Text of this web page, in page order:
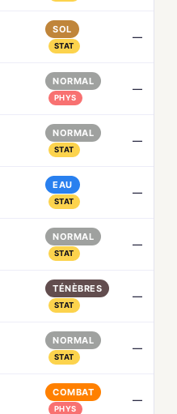
SOL
STAT
—
NORMAL
PHYS
—
NORMAL
STAT
—
EAU
STAT
—
NORMAL
STAT
—
TÉNÈBRES
STAT
—
NORMAL
STAT
—
COMBAT
PHYS
—